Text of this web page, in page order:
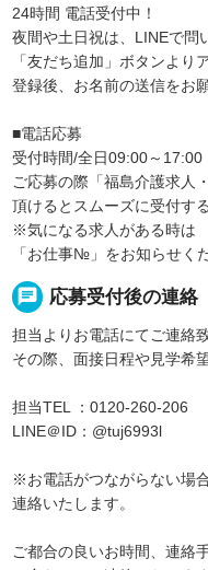
24時間 電話受付中！
夜間や土日祝は、LINEで問
「友だち追加」ボタンより
登録後、お名前の送信をお
■電話応募
受付時間/全日09:00～17:00
ご応募の際「福島介護求人
頂けるとスムーズに受付す
※気になる求人がある時は
「お仕事№」をお知らせく
chat 応募受付後の連絡
担当よりお電話にてご連絡
その際、面接日程や見学希
担当TEL ：0120-260-206
LINE＠ID：@tuj6993l
※お電話がつながらない場
連絡いたします。
ご都合の良いお時間、連絡